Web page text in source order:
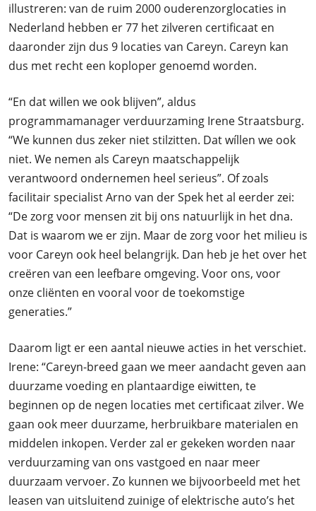
illustreren: van de ruim 2000 ouderenzorglocaties in
Nederland hebben er 77 het zilveren certificaat en
daaronder zijn dus 9 locaties van Careyn. Careyn kan
dus met recht een koploper genoemd worden.
“En dat willen we ook blijven”, aldus
programmamanager verduurzaming Irene Straatsburg.
“We kunnen dus zeker niet stilzitten. Dat wíllen we ook
niet. We nemen als Careyn maatschappelijk
verantwoord ondernemen heel serieus”. Of zoals
facilitair specialist Arno van der Spek het al eerder zei:
“De zorg voor mensen zit bij ons natuurlijk in het dna.
Dat is waarom we er zijn. Maar de zorg voor het milieu is
voor Careyn ook heel belangrijk. Dan heb je het over het
creëren van een leefbare omgeving. Voor ons, voor
onze cliënten en vooral voor de toekomstige
generaties.”
Daarom ligt er een aantal nieuwe acties in het verschiet.
Irene: “Careyn-breed gaan we meer aandacht geven aan
duurzame voeding en plantaardige eiwitten, te
beginnen op de negen locaties met certificaat zilver. We
gaan ook meer duurzame, herbruikbare materialen en
middelen inkopen. Verder zal er gekeken worden naar
verduurzaming van ons vastgoed en naar meer
duurzaam vervoer. Zo kunnen we bijvoorbeeld met het
leasen van uitsluitend zuinige of elektrische auto’s het